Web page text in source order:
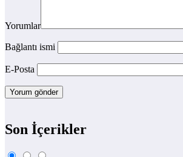
Yorumlar
Bağlantı ismi
E-Posta
Son İçerikler